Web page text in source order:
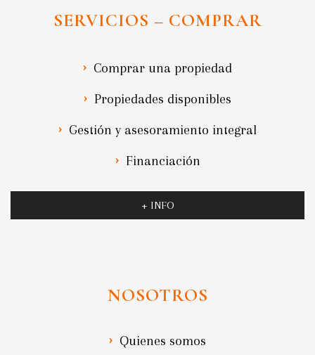
SERVICIOS – COMPRAR
Comprar una propiedad
Propiedades disponibles
Gestión y asesoramiento integral
Financiación
+ INFO
NOSOTROS
Quienes somos